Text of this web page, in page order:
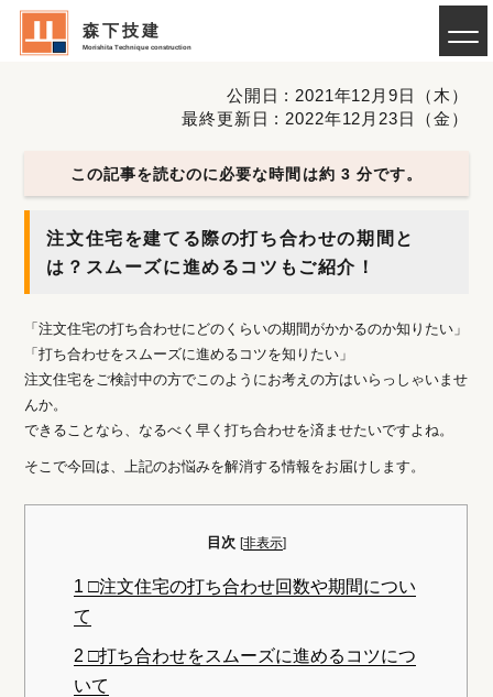
森下技建
Morishita Technique construction
公開日 : 2021年12月9日（木）
最終更新日 : 2022年12月23日（金）
この記事を読むのに必要な時間は約 3 分です。
注文住宅を建てる際の打ち合わせの期間と
は？スムーズに進めるコツもご紹介！
「注文住宅の打ち合わせにどのくらいの期間がかかるのか知りたい」
「打ち合わせをスムーズに進めるコツを知りたい」
注文住宅をご検討中の方でこのようにお考えの方はいらっしゃいませ
んか。
できることなら、なるべく早く打ち合わせを済ませたいですよね。
そこで今回は、上記のお悩みを解消する情報をお届けします。
目次 [非表示]
1 □注文住宅の打ち合わせ回数や期間につい
て
2 □打ち合わせをスムーズに進めるコツにつ
いて